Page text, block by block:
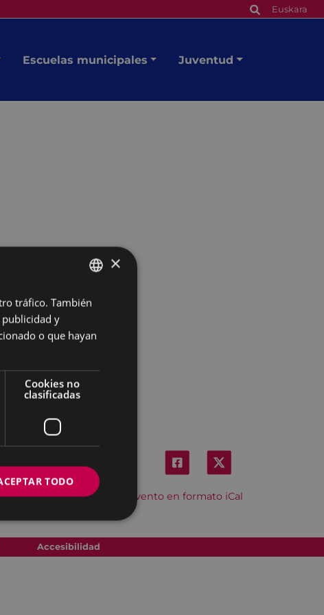
Euskara
Escuelas municipales Juventud
Descargar el evento en formato iCal
Accesibilidad
BASQUE
×
tráfico. También
y
o que hayan
Cookies no
clasificadas
TODO